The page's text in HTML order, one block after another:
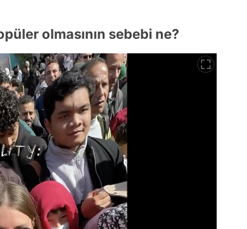
olmasının sebebi ne?